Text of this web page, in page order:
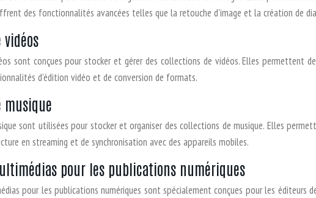
des fonctionnalités avancées telles que la retouche d’image et la création de
sont conçues pour stocker et gérer des collections de vidéos. Elles permettent
d’édition vidéo et de conversion de formats.
musique
sont utilisées pour stocker et organiser des collections de musique. Elles
en streaming et de synchronisation avec des appareils mobiles.
pour les publications numériques
pour les publications numériques sont spécialement conçues pour les